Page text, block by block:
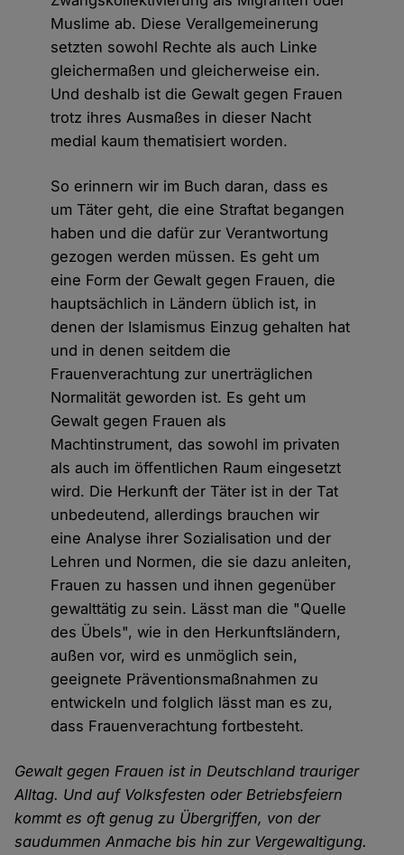
Muslime ab. Diese Verallgemeinerung
setzten sowohl Rechte als auch Linke
gleichermaßen und gleicherweise ein.
Und deshalb ist die Gewalt gegen Frauen
trotz ihres Ausmaßes in dieser Nacht
medial kaum thematisiert worden.
So erinnern wir im Buch daran, dass es
um Täter geht, die eine Straftat begangen
haben und die dafür zur Verantwortung
gezogen werden müssen. Es geht um
eine Form der Gewalt gegen Frauen, die
hauptsächlich in Ländern üblich ist, in
denen der Islamismus Einzug gehalten hat
und in denen seitdem die
Frauenverachtung zur unerträglichen
Normalität geworden ist. Es geht um
Gewalt gegen Frauen als
Machtinstrument, das sowohl im privaten
als auch im öffentlichen Raum eingesetzt
wird. Die Herkunft der Täter ist in der Tat
unbedeutend, allerdings brauchen wir
eine Analyse ihrer Sozialisation und der
Lehren und Normen, die sie dazu anleiten,
Frauen zu hassen und ihnen gegenüber
gewalttätig zu sein. Lässt man die "Quelle
des Übels", wie in den Herkunftsländern,
außen vor, wird es unmöglich sein,
geeignete Präventionsmaßnahmen zu
entwickeln und folglich lässt man es zu,
dass Frauenverachtung fortbesteht.
Gewalt gegen Frauen ist in Deutschland trauriger
Alltag. Und auf Volksfesten oder Betriebsfeiern
kommt es oft genug zu Übergriffen, von der
saudummen Anmache bis hin zur Vergewaltigung.